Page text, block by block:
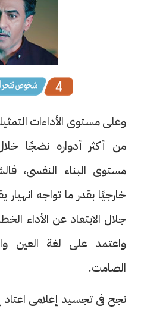
وعلى مستوى الأداءات
من أكثر أدواره نضجًا
مستوى البناء النفسى،
خارجيًا بقدر ما تواجه انهيار
جلال الابتعاد عن الأداء
واعتمد على لغة العين
الصامت.
نجح فى تجسيد إعلامى اعتاد